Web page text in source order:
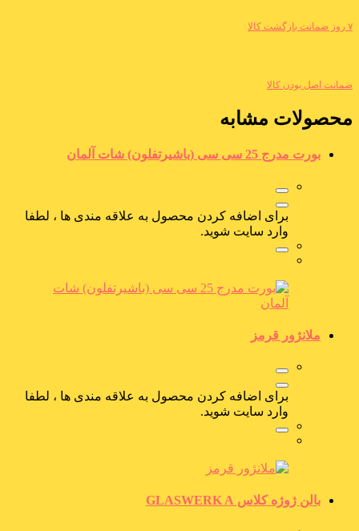
۷ روز ضمانت بازگشت کالا
ضمانت اصل بودن کالا
محصولات مشابه
بورت مدرج 25 سی سی (باشیرتفلون) شات آلمان
برای اضافه کردن محصول به علاقه مندی ها ، لطفا
وارد سایت شوید.
ملانژور قرمز
برای اضافه کردن محصول به علاقه مندی ها ، لطفا
وارد سایت شوید.
بالن ژوژه کلاس GLASWERK A